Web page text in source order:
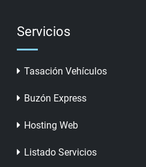
Servicios
Tasación Vehículos
Buzón Express
Hosting Web
Listado Servicios